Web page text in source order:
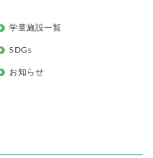
学童施設一覧
SDGs
お知らせ